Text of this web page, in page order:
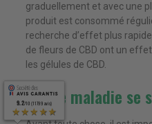
graduellement et avec une
produit est consommé
recherche d’effet plus
de fleurs de CBD ont un
les gélules de CBD.
Quelle maladie se
9.2/10 (11799 avis)
★★★★★
9.2/10 (11799 avis)
★★★★★